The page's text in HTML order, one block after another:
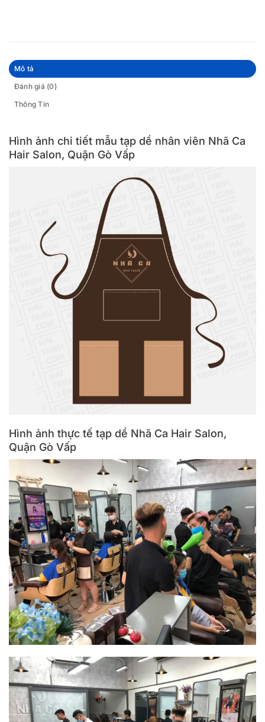
Mô tả
Đánh giá (0)
Thông Tin
Hình ảnh chi tiết mẫu tạp dề nhân viên Nhã Ca
Hair Salon, Quận Gò Vấp
Hình ảnh thực tế tạp dề Nhã Ca Hair Salon,
Quận Gò Vấp